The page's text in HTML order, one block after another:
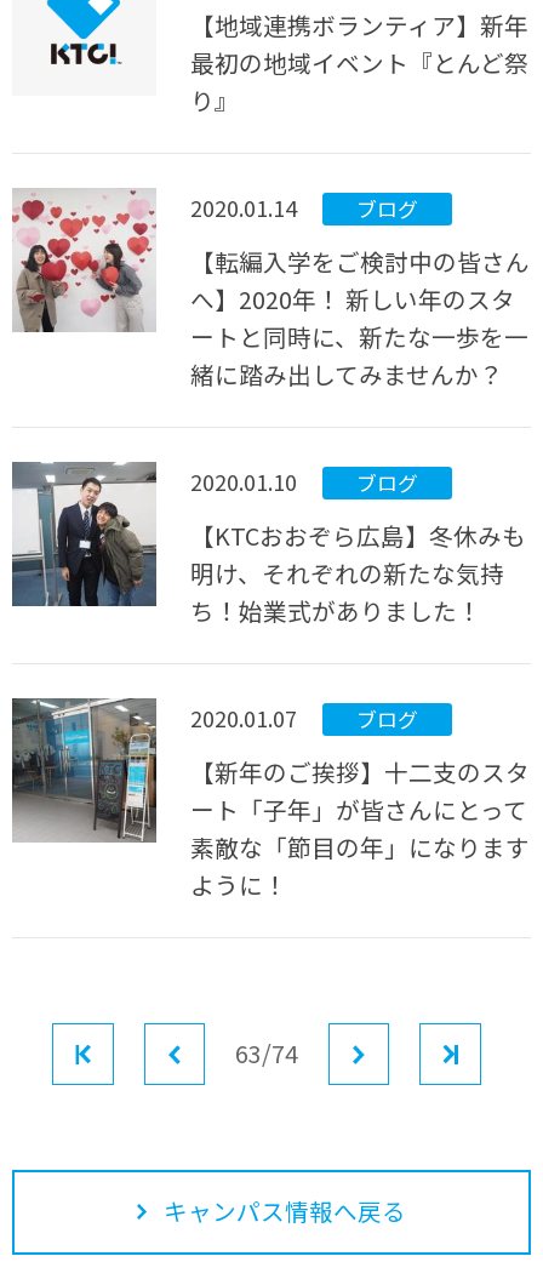
【地域連携ボランティア】新年
最初の地域イベント『とんど祭
り』
2020.01.14 ブログ
【転編入学をご検討中の皆さん
へ】2020年！ 新しい年のスタ
ートと同時に、新たな一歩を一
緒に踏み出してみませんか？
2020.01.10 ブログ
【KTCおおぞら広島】冬休みも
明け、それぞれの新たな気持
ち！始業式がありました！
2020.01.07 ブログ
【新年のご挨拶】十二支のスタ
ート「子年」が皆さんにとって
素敵な「節目の年」になります
ように！
前へ63/74
キャンパス情報へ戻る